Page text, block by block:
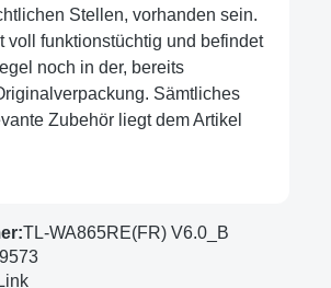
Stellen, vorhanden sein.
voll funktionstüchtig und befindet
noch in der, bereits
Sämtliches
Zubehör liegt dem Artikel
TL-WA865RE(FR) V6.0_B